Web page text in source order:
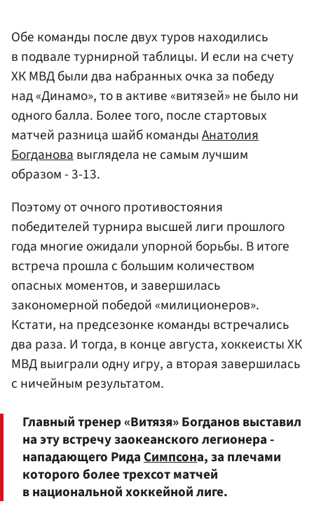
Обе команды после двух туров находились
в подвале турнирной таблицы. И если на счету
ХК МВД были два набранных очка за победу
над «Динамо», то в активе «витязей» не было ни
одного балла. Более того, после стартовых
матчей разница шайб командыАнатолия
Богдановавыглядела не самым лучшим
образом - 3-13.
Поэтому от очного противостояния
победителей турнира высшей лиги прошлого
года многие ожидали упорной борьбы. В итоге
встреча прошла с большим количеством
опасных моментов, и завершилась
закономерной победой «милиционеров».
Кстати, на предсезонке команды встречались
два раза. И тогда, в конце августа, хоккеисты ХК
МВД выиграли одну игру, а вторая завершилась
с ничейным результатом.
Главный тренер «Витязя» Богданов выставил
на эту встречу заокеанского легионера -
нападающего РидаСимпсона, за плечами
которого более трехсот матчей
в национальной хоккейной лиге.